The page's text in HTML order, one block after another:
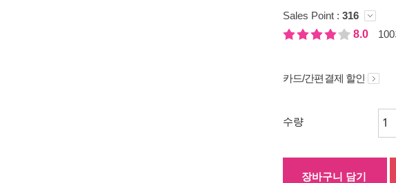
Sales Point : 316
8.0
카드/간편결제 할인
수량
장바구니 담기